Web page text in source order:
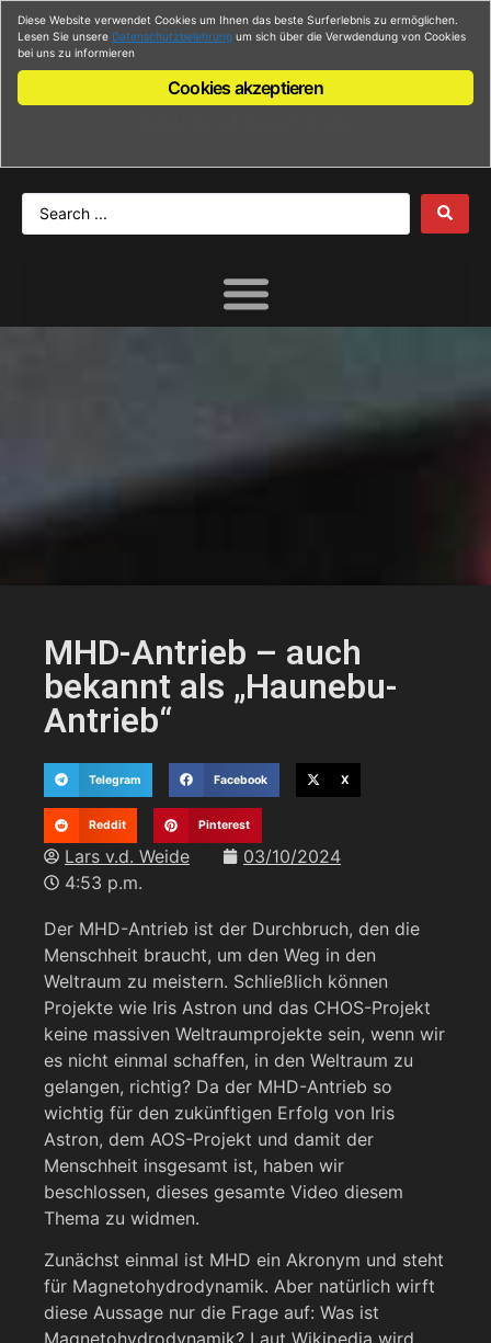
Anmelden
MHD-Antrieb – auch
bekannt als „Haunebu-
Antrieb“
Telegram Facebook X
Reddit Pinterest
Lars v.d. Weide
03/10/2024
4:53 p.m.
Der MHD-Antrieb ist der Durchbruch, den die
Menschheit braucht, um den Weg in den
Weltraum zu meistern. Schließlich können
Projekte wie Iris Astron und das CHOS-Projekt
keine massiven Weltraumprojekte sein, wenn wir
es nicht einmal schaffen, in den Weltraum zu
gelangen, richtig? Da der MHD-Antrieb so
wichtig für den zukünftigen Erfolg von Iris
Astron, dem AOS-Projekt und damit der
Menschheit insgesamt ist, haben wir
beschlossen, dieses gesamte Video diesem
Thema zu widmen.
Zunächst einmal ist MHD ein Akronym und steht
für Magnetohydrodynamik. Aber natürlich wirft
diese Aussage nur die Frage auf: Was ist
Magnetohydrodynamik? Laut Wikipedia wird
Diese Website verwendet Cookies um Ihnen das beste Surferlebnis zu ermöglichen.
Lesen Sie unsere Datenschutzbelehrung um sich über die Verwdendung von Cookies
bei uns zu informieren
Cookies akzeptieren